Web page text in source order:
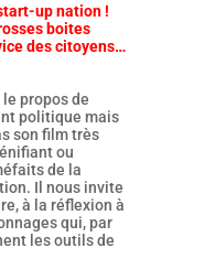
up nation !
boites
des citoyens…
propos de
politique mais
son film très
ou
de la
Il nous invite
à la réflexion à
qui, par
les outils de